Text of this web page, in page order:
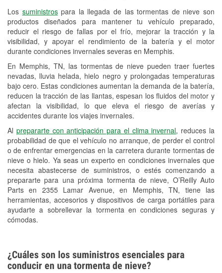
Los suministrospara la llegada de las tormentas de nieve son
productos diseñados para mantener tu vehículo preparado,
reducir el riesgo de fallas por el frío, mejorar la tracción y la
visibilidad, y apoyar el rendimiento de la batería y el motor
durante condiciones invernales severas en Memphis.
En Memphis, TN, las tormentas de nieve pueden traer fuertes
nevadas, lluvia helada, hielo negro y prolongadas temperaturas
bajo cero. Estas condiciones aumentan la demanda de la batería,
reducen la tracción de las llantas, espesan los fluidos del motor y
afectan la visibilidad, lo que eleva el riesgo de averías y
accidentes durante los viajes invernales.
Al prepararte con anticipación para el clima invernal, reduces la
probabilidad de que el vehículo no arranque, de perder el control
o de enfrentar emergencias en la carretera durante tormentas de
nieve o hielo. Ya seas un experto en condiciones invernales que
necesita abastecerse de suministros, o estés comenzando a
prepararte para una próxima tormenta de nieve, O’Reilly Auto
Parts en 2355 Lamar Avenue, en Memphis, TN, tiene las
herramientas, accesorios y dispositivos de carga portátiles para
ayudarte a sobrellevar la tormenta en condiciones seguras y
cómodas.
Reciclaje de baterías y aceite
Instalación de bombillas de faros
Instalación de limpiaparabrisas
Programa de Préstamo de
Herramientas
Rectificación de tambores y discos de
freno
Snowstorm Supplies
Conoce más
¿Cuáles son los suministros esenciales para
conducir en una tormenta de nieve?